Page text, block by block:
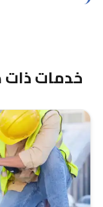
خدمات ذات